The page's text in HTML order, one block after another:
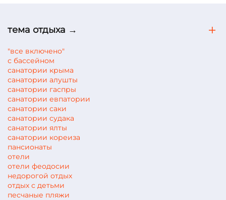
тема отдыха →
"все включено"
с бассейном
санатории крыма
санатории алушты
санатории гаспры
санатории евпатории
санатории саки
санатории судака
санатории ялты
санатории кореиза
пансионаты
отели
отели феодосии
недорогой отдых
отдых с детьми
песчаные пляжи